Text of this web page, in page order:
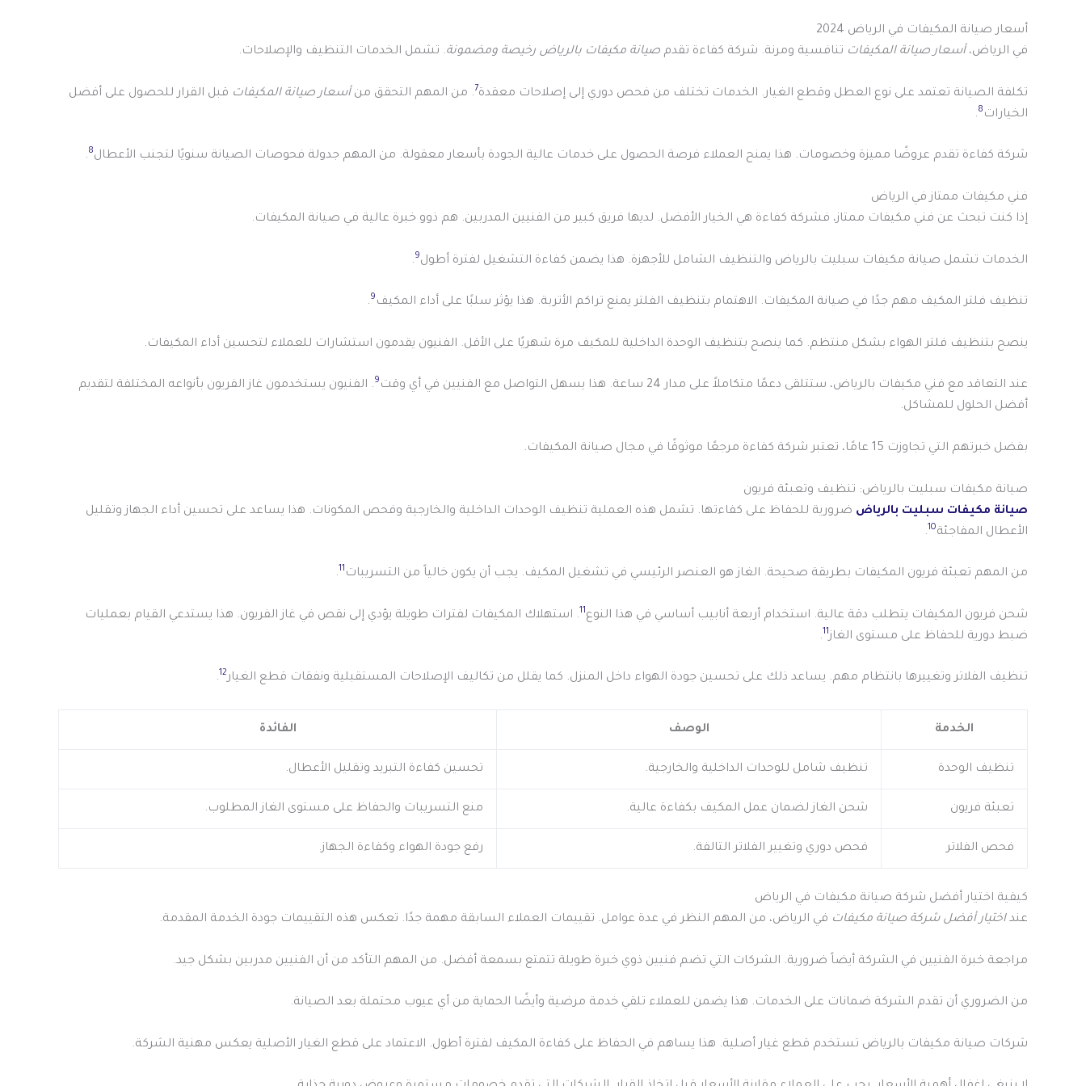
أسعار صيانة المكيفات في الرياض 2024
في الرياض،أسعار صيانة المكيفات تنافسية ومرنة. شركة كفاءة تقدم صيانة مكيفات بالرياض رخيصة ومضمونة. تشمل الخدمات التنظيف والإصلاحات.
تكلفة الصيانة تعتمد على نوع العطل وقطع الغيار. الخدمات تختلف من فحص دوري إلى إصلاحات معقدة7. من المهم التحقق منأسعار صيانة المكيفات قبل القرار للحصول على أفضل
الخيارات 8
.
شركة كفاءة تقدم عروضًا مميزة وخصومات. هذا يمنح العملاء فرصة الحصول على خدمات عالية الجودة بأسعار معقولة. من المهم جدولة فحوصات الصيانة سنويًا لتجنب الأعطال8
.
فني مكيفات ممتاز في الرياض
إذا كنت تبحث عن فني مكيفات ممتاز، فشركة كفاءة هي الخيار الأفضل. لديها فريق كبير من الفنيين المدربين. هم ذوو خبرة عالية في صيانة المكيفات.
الخدمات تشمل صيانة مكيفات سبليت بالرياض والتنظيف الشامل للأجهزة. هذا يضمن كفاءة التشغيل لفترة أطول9
.
تنظيف فلتر المكيف مهم جدًا في صيانة المكيفات. الاهتمام بتنظيف الفلتر يمنع تراكم الأتربة. هذا يؤثر سلبًا على أداء المكيف 9
.
ينصح بتنظيف فلتر الهواء بشكل منتظم. كما ينصح بتنظيف الوحدة الداخلية للمكيف مرة شهريًا على الأقل. الفنيون يقدمون استشارات للعملاء لتحسين أداء المكيفات.
عند التعاقد مع فني مكيفات بالرياض، ستتلقى دعمًا متكاملاً على مدار 24 ساعة. هذا يسهل التواصل مع الفنيين في أي وقت 9. الفنيون يستخدمون غاز الفريون بأنواعه المختلفة لتقديم
أفضل الحلول للمشاكل.
بفضل خبرتهم التي تجاوزت 15 عامًا، تعتبر شركة كفاءة مرجعًا موثوقًا في مجال صيانة المكيفات.
صيانة مكيفات سبليت بالرياض: تنظيف وتعبئة فريون
صيانة مكيفات سبليت بالرياض ضرورية للحفاظ على كفاءتها. تشمل هذه العملية تنظيف الوحدات الداخلية والخارجية وفحص المكونات. هذا يساعد على تحسين أداء الجهاز وتقليل
الأعطال المفاجئة10
.
من المهم تعبئة فريون المكيفات بطريقة صحيحة. الغاز هو العنصر الرئيسي في تشغيل المكيف. يجب أن يكون خالياً من التسريبات 11
.
شحن فريون المكيفات يتطلب دقة عالية. استخدام أربعة أنابيب أساسي في هذا النوع11. استهلاك المكيفات لفترات طويلة يؤدي إلى نقص في غاز الفريون. هذا يستدعي القيام بعمليات
ضبط دورية للحفاظ على مستوى الغاز11
.
تنظيف الفلاتر وتغييرها بانتظام مهم. يساعد ذلك على تحسين جودة الهواء داخل المنزل. كما يقلل من تكاليف الإصلاحات المستقبلية ونفقات قطع الغيار12
.
الخدمة الوصف الفائدة
تنظيف الوحدة تنظيف شامل للوحدات الداخلية والخارجية. تحسين كفاءة التبريد وتقليل الأعطال.
تعبئة فريون شحن الغاز لضمان عمل المكيف بكفاءة عالية. منع التسريبات والحفاظ على مستوى الغاز المطلوب.
فحص الفلاتر فحص دوري وتغيير الفلاتر التالفة. رفع جودة الهواء وكفاءة الجهاز.
كيفية اختيار أفضل شركة صيانة مكيفات في الرياض
عنداختيار أفضل شركة صيانة مكيفات في الرياض، من المهم النظر في عدة عوامل. تقييمات العملاء السابقة مهمة جدًا. تعكس هذه التقييمات جودة الخدمة المقدمة.
مراجعة خبرة الفنيين في الشركة أيضاً ضرورية. الشركات التي تضم فنيين ذوي خبرة طويلة تتمتع بسمعة أفضل. من المهم التأكد من أن الفنيين مدربين بشكل جيد.
من الضروري أن تقدم الشركة ضمانات على الخدمات. هذا يضمن للعملاء تلقي خدمة مرضية وأيضًا الحماية من أي عيوب محتملة بعد الصيانة.
شركات صيانة مكيفات بالرياض تستخدم قطع غيار أصلية. هذا يساهم في الحفاظ على كفاءة المكيف لفترة أطول. الاعتماد على قطع الغيار الأصلية يعكس مهنية الشركة.